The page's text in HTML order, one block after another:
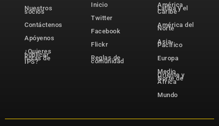
Nuestros
socios
Contáctenos
Apóyenos
¿Quieres
publicar
notas de
IPS?
Inicio
Twitter
Facebook
Flickr
Reglas de
comunidad
América
Latina y el
Caribe
América del
Norte
Asia-
Pacífico
Europa
Medio
Oriente y
Norte de
África
Mundo